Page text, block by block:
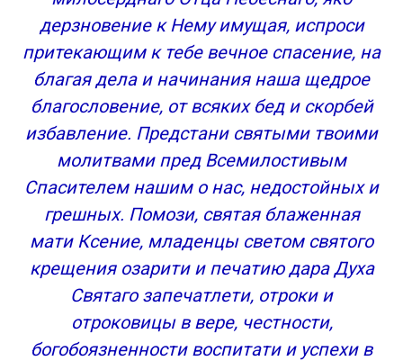
Христианская молитва св Ксении
Петербургской о помощи
Молитва Ксении Петербургской о замужестве
и семейном благополучие
Текст молитвы святой блаженной Ксении
Петербургской о здоровье
Православные молитвы ☦
4 сильных молитвы Ксении Петербургской
Молитвы Ксении Петербургской о замужестве и
Молитва Ксении Петербургской о любви и
здравии
Молитва Ксении Петербургской о семейной
благополучии
Молитва Ксении Блаженной о помощи
дерзновение к Нему имущая, испроси
притекающим к тебе вечное спасение, на
благая дела и начинания наша щедрое
благословение, от всяких бед и скорбей
избавление. Предстани святыми твоими
молитвами пред Всемилостивым
Спасителем нашим о нас, недостойных и
грешных. Помози, святая блаженная
мати Ксение, младенцы светом святого
крещения озарити и печатию дара Духа
Святаго запечатлети, отроки и
отроковицы в вере, честности,
богобоязненности воспитати и успехи в